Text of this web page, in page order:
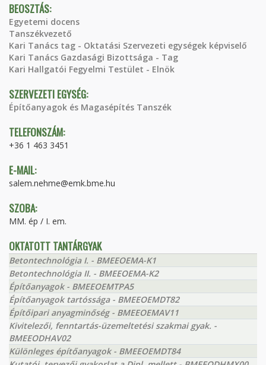
BEOSZTÁS:
Egyetemi docens
Tanszékvezető
Kari Tanács tag - Oktatási Szervezeti egységek képviselő
Kari Tanács Gazdasági Bizottsága - Tag
Kari Hallgatói Fegyelmi Testület - Elnök
SZERVEZETI EGYSÉG:
Építőanyagok és Magasépítés Tanszék
TELEFONSZÁM:
+36 1 463 3451
E-MAIL:
salem.nehme@emk.bme.hu
SZOBA:
MM. ép / I. em.
OKTATOTT TANTÁRGYAK
Betontechnológia I. - BMEEOEMA-K1
Betontechnológia II. - BMEEOEMA-K2
Építőanyagok - BMEEOEMTPA5
Építőanyagok tartóssága - BMEEOEMDT82
Építőipari anyagminőség - BMEEOEMAV11
Kivitelezői, fenntartás-üzemeltetési szakmai gyak. -
BMEEODHAV02
Különleges építőanyagok - BMEEOEMDT84